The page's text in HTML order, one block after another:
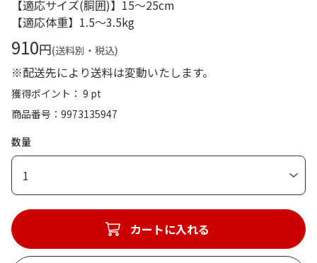
【適応サイズ(胴囲)】15～25cm
【適応体重】1.5～3.5kg
910円(送料別・税込)
※配送先により送料は変動いたします。
獲得ポイント： 9 pt
商品番号
9973135947
数量
1
カートに入れる